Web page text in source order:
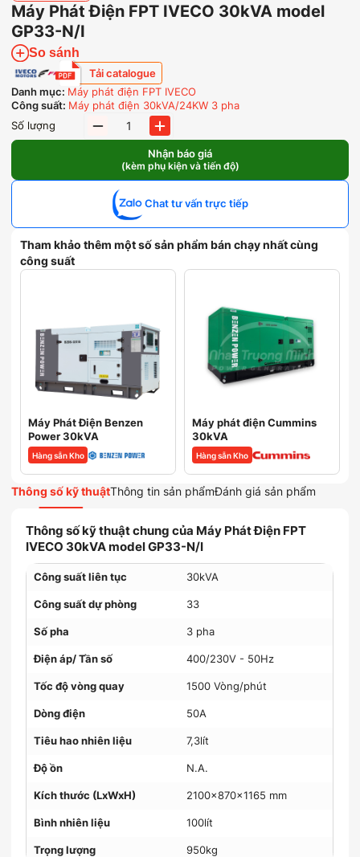
Máy Phát Điện FPT IVECO 30kVA model
GP33-N/I
So sánh
Tải catalogue
Danh mục: Máy phát điện FPT IVECO
Công suất: Máy phát điện 30kVA/24KW 3 pha
Số lượng
Máy
Phát
FPT
IVECO
30kVA
model
GP33-
N/I
lượng
Nhận báo giá
(kèm phụ kiện và tiến độ)
Chat tư vấn trực tiếp
Tham khảo thêm một số sản phẩm bán chạy nhất cùng
công suất
Máy Phát Điện Benzen
Power 30kVA
Hàng sẵn Kho
Máy phát điện Cummins
30kVA
Hàng sẵn Kho
Thông số kỹ thuậtThông tin sản phẩmĐánh giá sản phẩm
Thông số kỹ thuật chung của Máy Phát Điện FPT
IVECO 30kVA model GP33-N/I
Công suất liên tục 30kVA
Công suất dự phòng 33
Số pha 3 pha
Điện áp/ Tần số 400/230V - 50Hz
Tốc độ vòng quay 1500 Vòng/phút
Dòng điện 50A
Tiêu hao nhiên liệu 7,3lít
Độ ồn N.A.
Kích thước (LxWxH) 2100x870x1165 mm
Bình nhiên liệu 100lít
Trọng lượng 950kg